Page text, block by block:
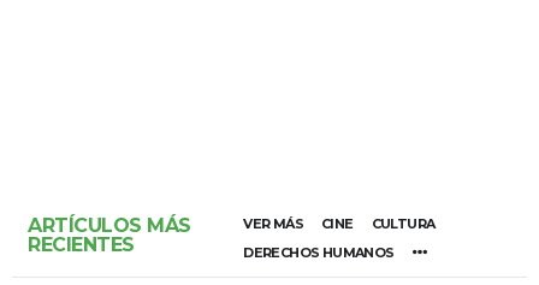
ARTÍCULOS MÁS
RECIENTES
VER MÁS CINE
CULTURA
DERECHOS HUMANOS